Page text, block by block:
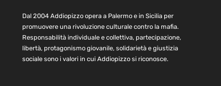
Dal 2004 Addiopizzo opera a Palermo e in Sicilia per
promuovere una rivoluzione culturale contro la mafia.
Responsabilità individuale e collettiva, partecipazione,
libertà, protagonismo giovanile, solidarietà e giustizia
sociale sono i valori in cui Addiopizzo si riconosce.